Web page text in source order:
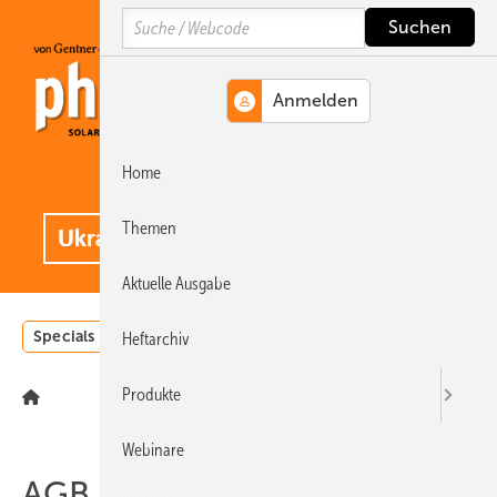
Hauptinhalt
Hauptmenü
SiteSearch
Specials Einstrahlungsatlas
Search
Home
Themen
Aktuelle Ausgabe
Heftarchiv
Produkte
Webinare